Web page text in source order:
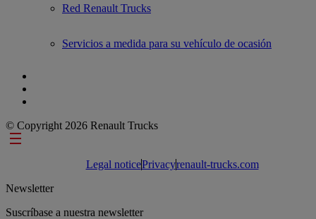
Red Renault Trucks
Servicios a medida para su vehículo de ocasión
© Copyright 2026 Renault Trucks
Footer links
Legal noticePrivacyrenault-trucks.com
Newsletter
Suscríbase a nuestra newsletter